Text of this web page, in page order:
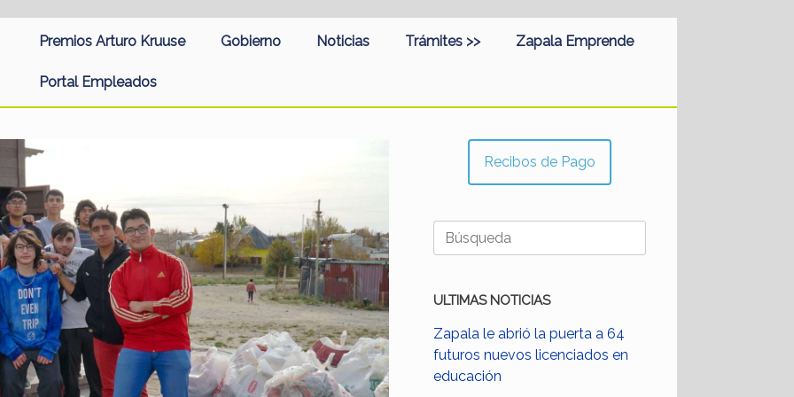
Premios Arturo Kruuse Gobierno Noticias Trámites >> Zapala Emprende
Portal Empleados
Recibos de Pago
Buscar:
ULTIMAS NOTICIAS
Zapala le abrió la puerta a 64
futuros nuevos licenciados en
educación